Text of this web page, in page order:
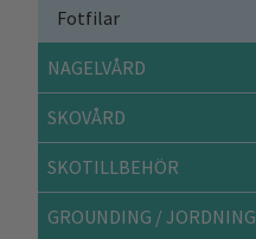
Fotfilar
NAGELVÅRD
SKOVÅRD
SKOTILLBEHÖR
GROUNDING / JORDNING